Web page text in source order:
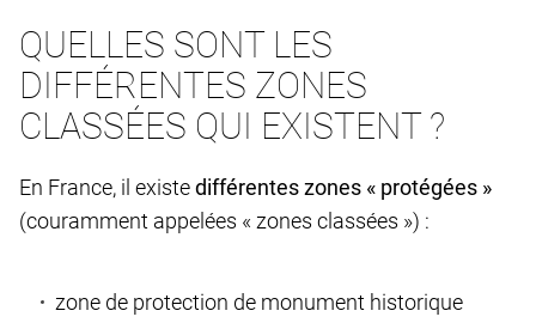
QUELLES SONT LES
DIFFÉRENTES ZONES
CLASSÉES QUI EXISTENT ?
En France, il existedifférentes zones « protégées »
(couramment appelées « zones classées ») :
zone de protection de monument historique